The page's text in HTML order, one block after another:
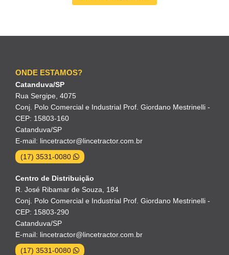
ONDE ESTAMOS?
Catanduva/SP
Rua Sergipe, 4075
Conj. Polo Comercial e Industrial Prof. Giordano Mestrinelli -
CEP: 15803-160
Catanduva/SP
E-mail: lincetractor@lincetractor.com.br
(17) 3531-0080
Centro de Distribuição
R. José Ribamar de Souza, 184
Conj. Polo Comercial e Industrial Prof. Giordano Mestrinelli -
CEP: 15803-290
Catanduva/SP
E-mail: lincetractor@lincetractor.com.br
(17) 3531-0080